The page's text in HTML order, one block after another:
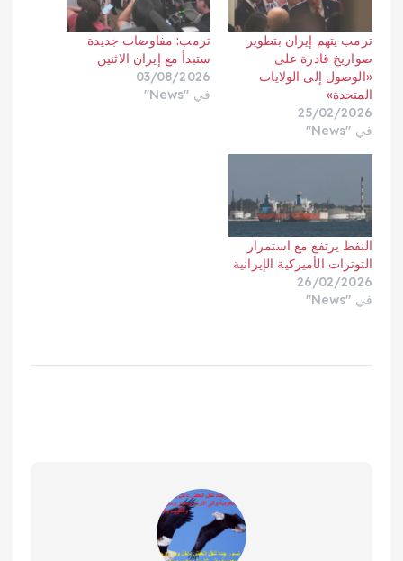
ترمب يتهم إيران بتطوير
صواريخ قادرة على
«الوصول إلى الولايات
المتحدة»
25/02/2026
في "News"
ترمب: مفاوضات جديدة
ستبدأ مع إيران الاثنين
03/08/2026
في "News"
النفط يرتفع مع استمرار
التوترات الأميركية الإيرانية
26/02/2026
في "News"